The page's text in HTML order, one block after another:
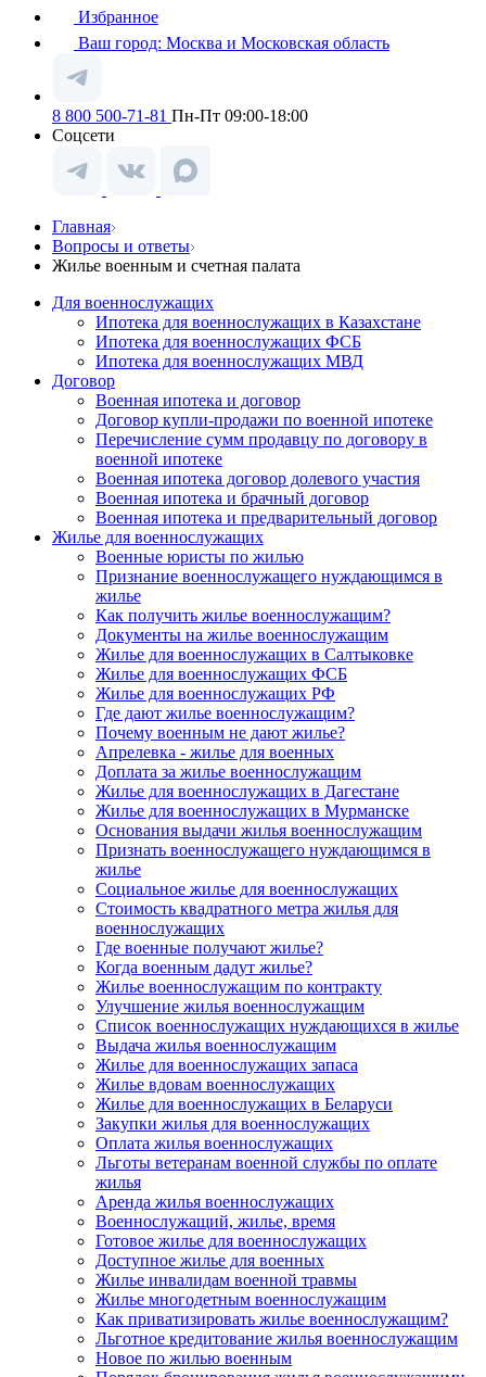
Избранное
Ваш город: Москва и Московская область
8 800 500-71-81 Пн-Пт 09:00-18:00
Соцсети
Главная
Вопросы и ответы
Жилье военным и счетная палата
Для военнослужащих
Ипотека для военнослужащих в Казахстане
Ипотека для военнослужащих ФСБ
Ипотека для военнослужащих МВД
Договор
Военная ипотека и договор
Договор купли-продажи по военной ипотеке
Перечисление сумм продавцу по договору в
военной ипотеке
Военная ипотека договор долевого участия
Военная ипотека и брачный договор
Военная ипотека и предварительный договор
Жилье для военнослужащих
Военные юристы по жилью
Признание военнослужащего нуждающимся в
жилье
Как получить жилье военнослужащим?
Документы на жилье военнослужащим
Жилье для военнослужащих в Салтыковке
Жилье для военнослужащих ФСБ
Жилье для военнослужащих РФ
Где дают жилье военнослужащим?
Почему военным не дают жилье?
Апрелевка - жилье для военных
Доплата за жилье военнослужащим
Жилье для военнослужащих в Дагестане
Жилье для военнослужащих в Мурманске
Основания выдачи жилья военнослужащим
Признать военнослужащего нуждающимся в
жилье
Социальное жилье для военнослужащих
Стоимость квадратного метра жилья для
военнослужащих
Где военные получают жилье?
Когда военным дадут жилье?
Жилье военнослужащим по контракту
Улучшение жилья военнослужащим
Список военнослужащих нуждающихся в жилье
Выдача жилья военнослужащим
Жилье для военнослужащих запаса
Жилье вдовам военнослужащих
Жилье для военнослужащих в Беларуси
Закупки жилья для военнослужащих
Оплата жилья военнослужащих
Льготы ветеранам военной службы по оплате
жилья
Аренда жилья военнослужащих
Военнослужащий, жилье, время
Готовое жилье для военнослужащих
Доступное жилье для военных
Жилье инвалидам военной травмы
Жилье многодетным военнослужащим
Как приватизировать жилье военнослужащим?
Льготное кредитование жилья военнослужащим
Новое по жилью военным